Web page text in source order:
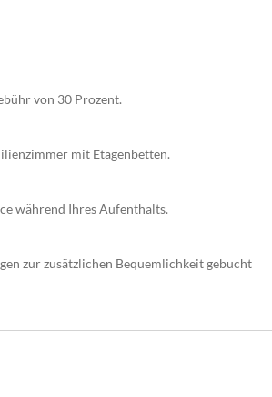
von 30 Prozent.
mit Etagenbetten.
während Ihres Aufenthalts.
zur zusätzlichen Bequemlichkeit gebucht